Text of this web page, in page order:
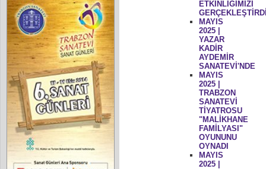
ETKİNLİĞİMİZİ
MAYIS
2025 |
YAZAR
KADİR
AYDEMİR
SANATEVİ'NDE
MAYIS
2025 |
TRABZON
SANATEVİ
TİYATROSU
"MALİKHANE
FAMİLYASI"
OYUNUNU
OYNADI
MAYIS
2025 |